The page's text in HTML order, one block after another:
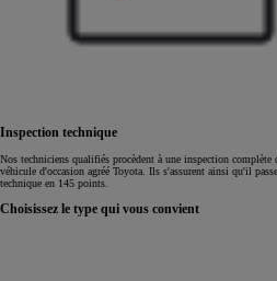
Inspection technique
Nos techniciens qualifiés procèdent à une inspection complète
véhicule d'occasion agréé Toyota. Ils s'assurent ainsi qu'il
technique en 145 points.
Choisissez le type qui vous convient